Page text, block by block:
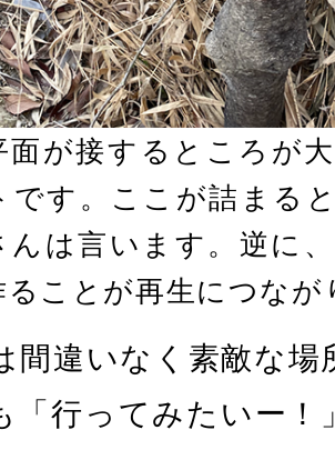
面が接するところが
です。ここが詰まる
んは言います。逆に
ることが再生につなが
間違いなく素敵な
「行ってみたいー